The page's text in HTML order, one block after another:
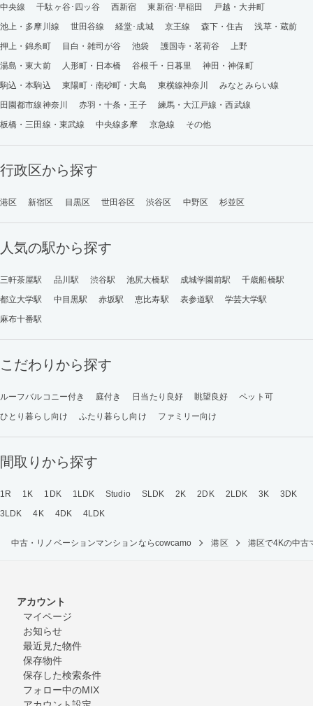
中央線
千駄ヶ谷･四ッ谷 西新宿 東新宿･早稲田
戸越・大井町
池上・多摩川線
世田谷線 経堂･成城 京王線 森下・住吉
浅草・蔵前
押上・錦糸町
目白・雑司が谷 池袋 護国寺・茗荷谷
上野
湯島・東大前
人形町・日本橋 谷根千・日暮里
神田・神保町
駒込・本駒込
東陽町・南砂町・大島 東横線神奈川
みなとみらい線
田園都市線神奈川
赤羽・十条・王子
練馬・大江戸線・西武線
板橋・三田線・東武線
中央線多摩 京急線 その他
行政区から探す
港区 新宿区 目黒区 世田谷区 渋谷区 中野区 杉並区
人気の駅から探す
三軒茶屋駅 品川駅 渋谷駅 池尻大橋駅 成城学園前駅
千歳船橋駅
都立大学駅
中目黒駅 赤坂駅 恵比寿駅 表参道駅
学芸大学駅
麻布十番駅
こだわりから探す
ルーフバルコニー付き 庭付き 日当たり良好 眺望良好
ペット可
ひとり暮らし向け
ふたり暮らし向け ファミリー向け
間取りから探す
1R 1K 1DK 1LDK Studio SLDK 2K 2DK 2LDK 3K
3DK
3LDK
4K 4DK 4LDK
中古・リノベーションマンションならcowcamo 港区 港区で4Kの中古
アカウント
マイページ
お知らせ
最近見た物件
保存物件
保存した検索条件
フォロー中のMIX